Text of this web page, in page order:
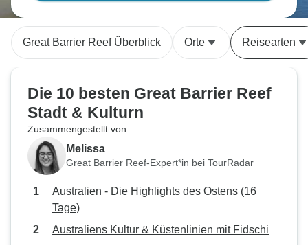
Great Barrier Reef Überblick Orte Reisearten
Die 10 besten Great Barrier Reef
Stadt & Kulturn
Zusammengestellt von
Melissa
Great Barrier Reef-Expert*in bei TourRadar
Australien - Die Highlights des Ostens (16
Tage)
Australiens Kultur & Küstenlinien mit Fidschi